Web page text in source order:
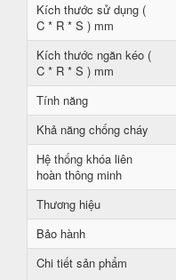
Kích thước sử dụng (
C * R * S ) mm
Kích thước ngăn kéo (
C * R * S ) mm
Tính năng
Khả năng chống cháy
Hệ thống khóa liên
hoàn thông minh
Thương hiệu
Bảo hành
Chi tiết sản phẩm